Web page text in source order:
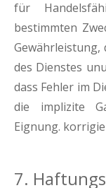
für
bestimmten
des Dienstes
dass Fehler im
die implizite
Eignung.
7.